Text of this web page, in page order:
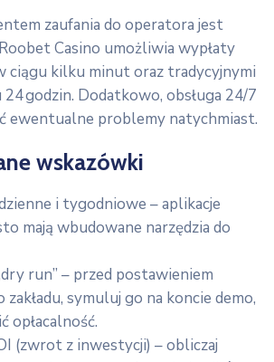
zaufania do operatora jest
Casino umożliwia wypłaty
kilku minut oraz tradycyjnymi
godzin. Dodatkowo, obsługa 24/7
ewentualne problemy natychmiast.
wskazówki
i tygodniowe – aplikacje
mają wbudowane narzędzia do
run” – przed postawieniem
symuluj go na koncie demo,
opłacalność.
(zwrot z inwestycji) – obliczaj